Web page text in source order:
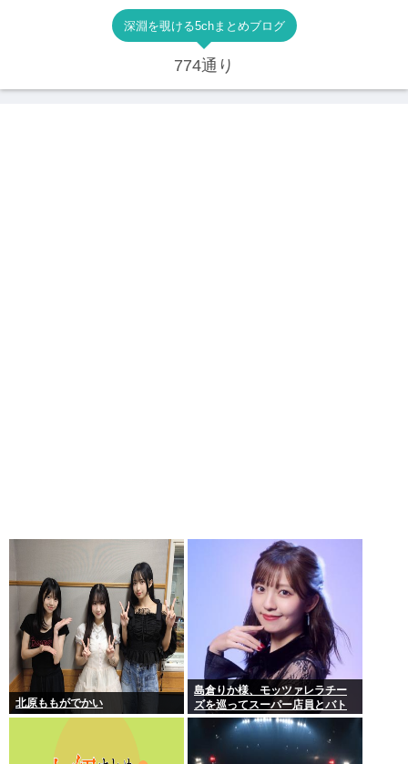
深淵を覗ける5chまとめブログ
774通り
北原ももがでかい
島倉りか様、モッツァレラチー
ズを巡ってスーパー店員とバト
ル勃発ｗｗｗ